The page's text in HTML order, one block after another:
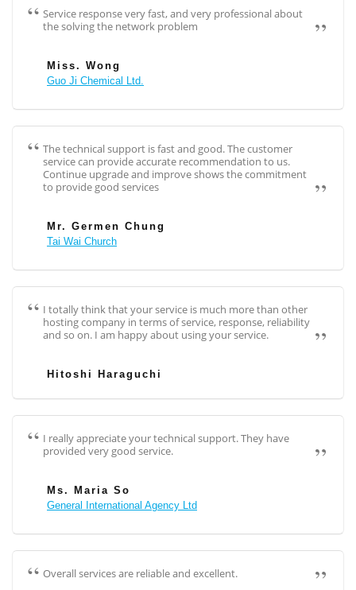
Service response very fast, and very professional about
the solving the network problem
Miss. Wong
Guo Ji Chemical Ltd.
The technical support is fast and good. The customer
service can provide accurate recommendation to us.
Continue upgrade and improve shows the commitment
to provide good services
Mr. Germen Chung
Tai Wai Church
I totally think that your service is much more than other
hosting company in terms of service, response, reliability
and so on. I am happy about using your service.
Hitoshi Haraguchi
I really appreciate your technical support. They have
provided very good service.
Ms. Maria So
General International Agency Ltd
Overall services are reliable and excellent.